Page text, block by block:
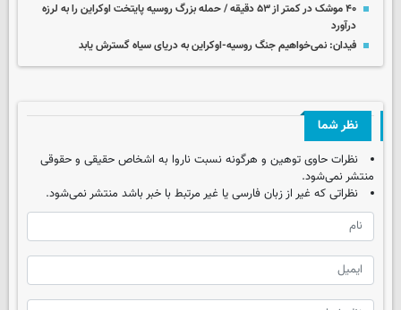
۴۰ موشک در کمتر از ۵۳ دقیقه / حمله بزرگ روسیه پایتخت اوکراین را به لرزه
درآورد
فیدان: نمی‌خواهیم جنگ روسیه-اوکراین به دریای سیاه گسترش یابد
نظر شما
نظرات حاوی توهین و هرگونه نسبت ناروا به اشخاص حقیقی و حقوقی
منتشر نمی‌شود.
نظراتی که غیر از زبان فارسی یا غیر مرتبط با خبر باشد منتشر نمی‌شود.